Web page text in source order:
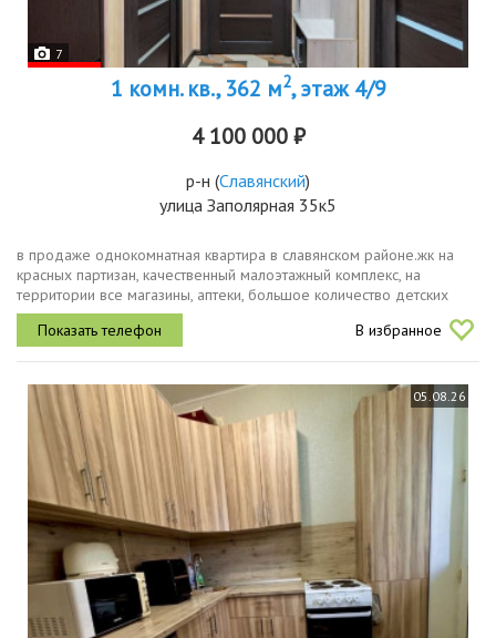
7
1 комн. кв., 362 м2, этаж 4/9
4 100 000 ₽
р-н (Славянский)
улица Заполярная 35к5
в продаже однокомнатная квартира в славянском районе.жк на
красных партизан, качественный малоэтажный комплекс, на
территории все магазины, аптеки, большое количество детских
площадок. до школы и детского сада 10 минут пешей ходьбы. в
квартире...
В избранное
05.08.26